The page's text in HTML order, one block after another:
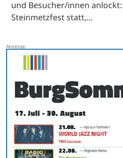
und Besucher/innen
Steinmetzfest statt,…